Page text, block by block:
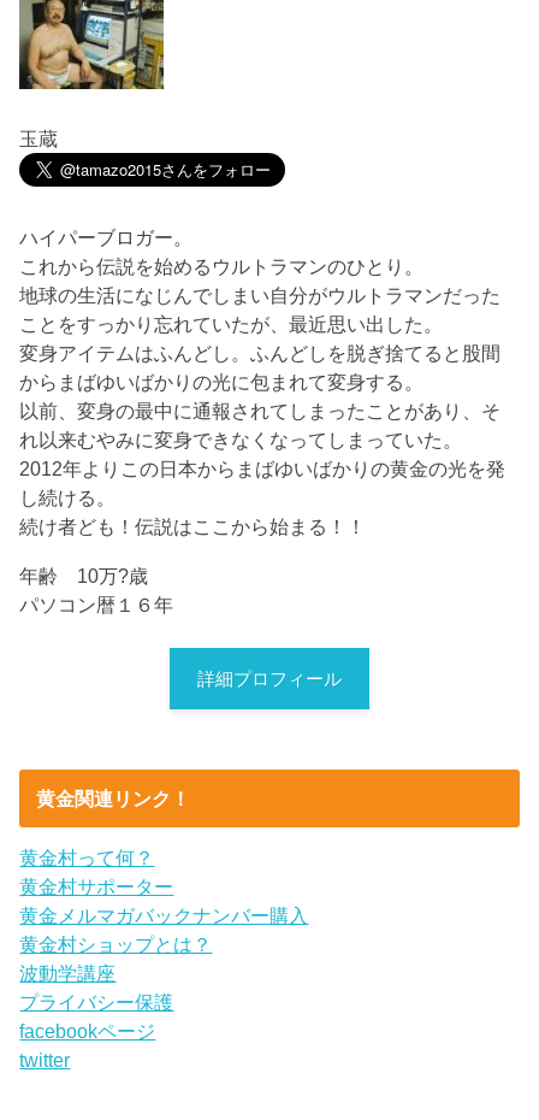
玉蔵
ハイパーブロガー。
これから伝説を始めるウルトラマンのひとり。
地球の生活になじんでしまい自分がウルトラマンだった
ことをすっかり忘れていたが、最近思い出した。
変身アイテムはふんどし。ふんどしを脱ぎ捨てると股間
からまばゆいばかりの光に包まれて変身する。
以前、変身の最中に通報されてしまったことがあり、そ
れ以来むやみに変身できなくなってしまっていた。
2012年よりこの日本からまばゆいばかりの黄金の光を発
し続ける。
続け者ども！伝説はここから始まる！！
年齢 10万?歳
パソコン暦１６年
詳細プロフィール
黄金関連リンク！
黄金村って何？
黄金村サポーター
黄金メルマガバックナンバー購入
黄金村ショップとは？
波動学講座
プライバシー保護
facebookページ
twitter